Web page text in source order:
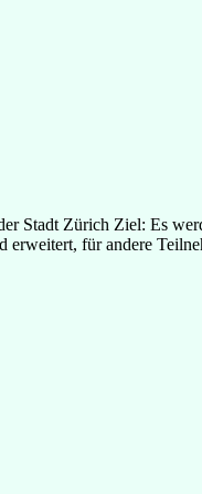
Stadt Zürich Ziel: Es
für andere